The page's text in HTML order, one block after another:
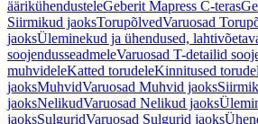
äärikühendusteleGeberit Mapress C-teras
Siirmikud jaoksTorupõlvedVaruosad
jaoksÜleminekud ja ühendused,
soojendusseadmeleVaruosad T-detailid
muhvideleKatted torudeleKinnitused
jaoksMuhvidVaruosad Muhvid jaoks
jaoksNelikudVaruosad Nelikud jaoks
jaoksSulguridVaruosad Sulgurid jaoks